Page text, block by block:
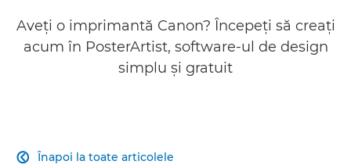
Aveţi o imprimantă Canon? Începeţi să creaţi
acum în PosterArtist, software-ul de design
simplu şi gratuit
Înapoi la toate articolele
